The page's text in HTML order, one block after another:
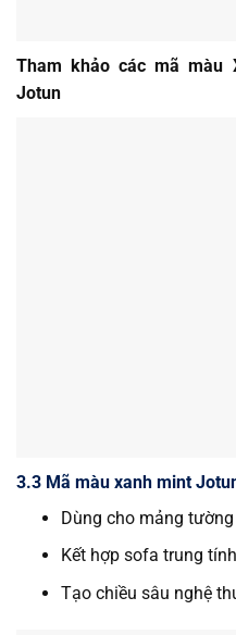
Tham khảo các mã màu
Jotun
3.3 Mã màu xanh mint
Dùng cho mảng
Kết hợp sofa trung tính
Tạo chiều sâu nghệ